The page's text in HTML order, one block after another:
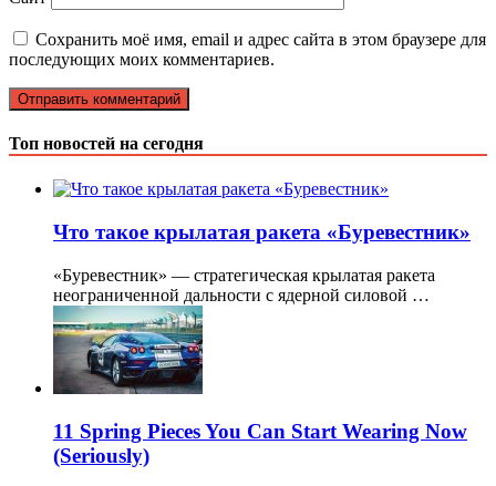
Сохранить моё имя, email и адрес сайта в этом браузере для
последующих моих комментариев.
Топ новостей на сегодня
Что такое крылатая ракета «Буревестник»
«Буревестник» — стратегическая крылатая ракета
неограниченной дальности с ядерной силовой …
11 Spring Pieces You Can Start Wearing Now
(Seriously)